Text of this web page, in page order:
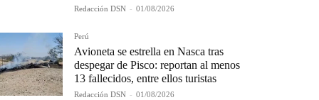
Redacción DSN - 01/08/2026
Perú
Avioneta se estrella en Nasca tras
despegar de Pisco: reportan al menos
13 fallecidos, entre ellos turistas
Redacción DSN - 01/08/2026